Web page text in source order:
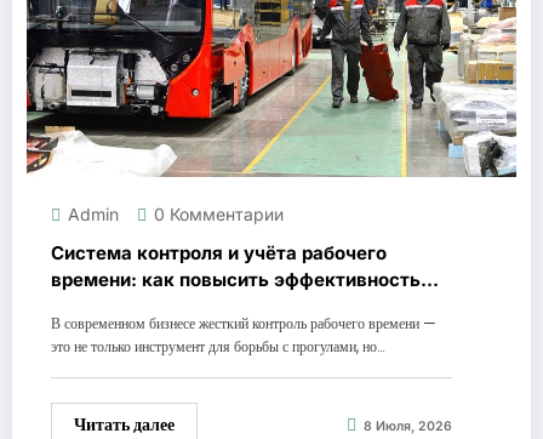
Admin 0 Комментарии
Система контроля и учёта рабочего
времени: как повысить эффективность
В современном бизнесе жесткий контроль рабочего времени —
это не только инструмент для борьбы с прогулами, но…
Читать далее 8 Июля, 2026